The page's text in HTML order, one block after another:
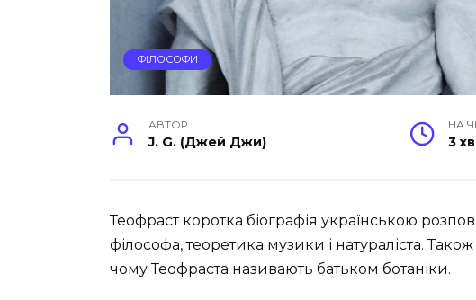
ФІЛОСОФИ
АВТОР
J. G. (Джей Джи)
НА
3 хв
Теофраст коротка біографія українською
філософа, теоретика музики і натураліста.
чому Теофраста називають батьком ботаніки.